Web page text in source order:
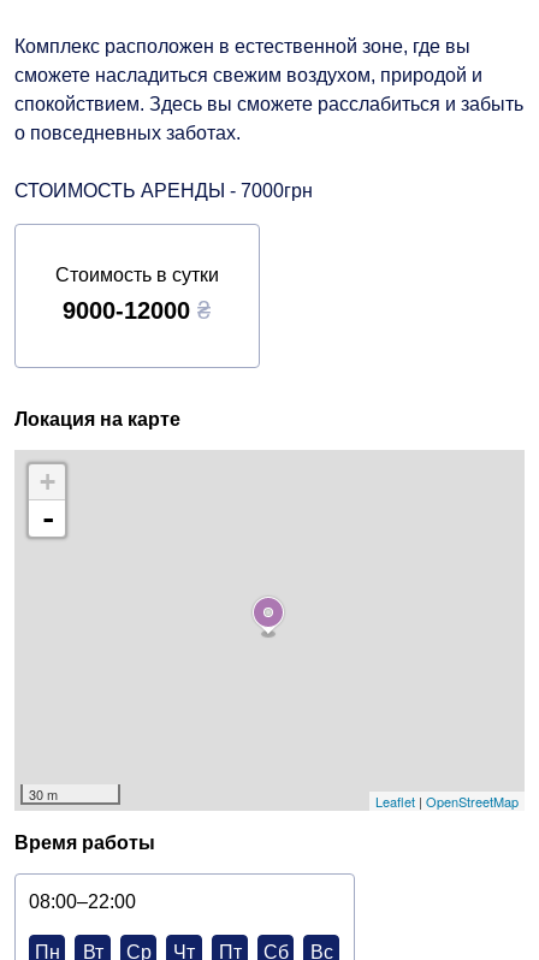
Комплекс расположен в естественной зоне, где вы
сможете насладиться свежим воздухом, природой и
спокойствием. Здесь вы сможете расслабиться и забыть
о повседневных заботах.
СТОИМОСТЬ АРЕНДЫ - 7000грн
Стоимость в сутки
9000-12000 ₴
Локация на карте
+
-
30 m Leaflet | OpenStreetMap
Время работы
08:00–22:00
Пн Вт Ср Чт Пт Сб Вс